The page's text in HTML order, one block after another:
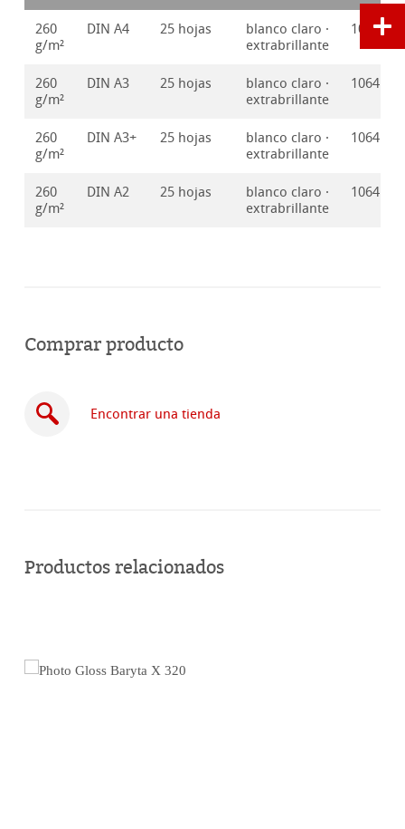
260
g/m²
DIN A4 25 hojas
blanco claro ·
extrabrillante
260
g/m²
DIN A3 25 hojas
blanco claro ·
extrabrillante
260
g/m²
DIN A3+ 25 hojas
blanco claro ·
extrabrillante
260
g/m²
DIN A2 25 hojas
blanco claro ·
extrabrillante
Comprar producto
Encontrar una tienda
línea
Productos relacionados